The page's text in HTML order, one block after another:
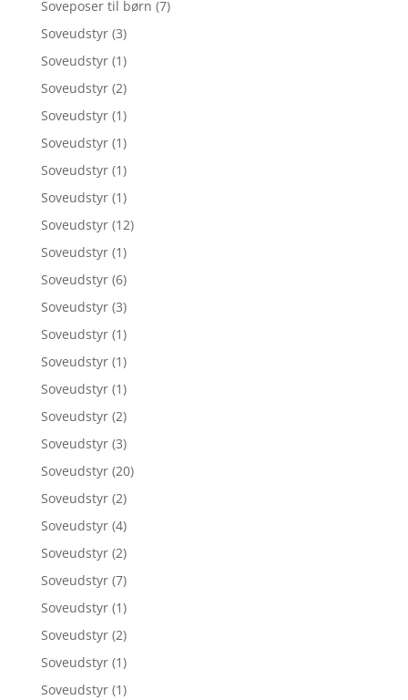
Soveposer til børn (7)
Soveudstyr (3)
Soveudstyr (1)
Soveudstyr (2)
Soveudstyr (1)
Soveudstyr (1)
Soveudstyr (1)
Soveudstyr (1)
Soveudstyr (12)
Soveudstyr (1)
Soveudstyr (6)
Soveudstyr (3)
Soveudstyr (1)
Soveudstyr (1)
Soveudstyr (1)
Soveudstyr (2)
Soveudstyr (3)
Soveudstyr (20)
Soveudstyr (2)
Soveudstyr (4)
Soveudstyr (2)
Soveudstyr (7)
Soveudstyr (1)
Soveudstyr (2)
Soveudstyr (1)
Soveudstyr (1)